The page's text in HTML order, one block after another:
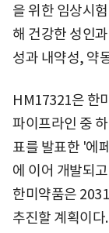
을 위한 임상시
해 건강한 성인
성과 내약성, 약
HM17321은 한
파이프라인 중
표를 발표한 '에
에 이어 개발되
한미약품은
추진할 계획이다.